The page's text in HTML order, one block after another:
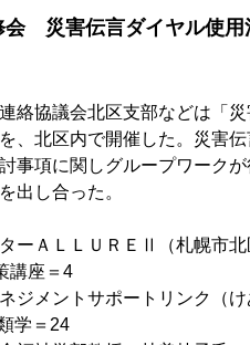
　災害伝言ダイヤル使
協議会北区支部などは「災
、北区内で開催した。災害
事項に関しグループワーク
出し合った。
ーＡＬＬＵＲＥⅡ（札幌市
講座＝4
サポートリンク（けあ
＝24